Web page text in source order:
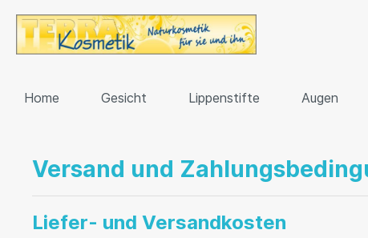
Home Gesicht Lippenstifte Augen
Versand und
Liefer- und Versandkosten